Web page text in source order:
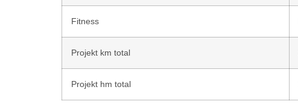
Fitness
Projekt km total
Projekt hm total